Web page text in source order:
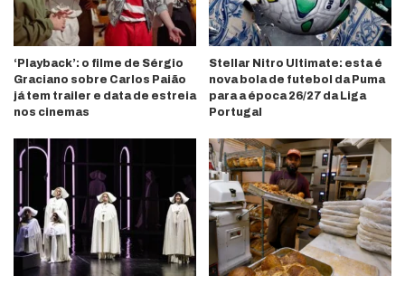
‘Playback’: o filme de Sérgio
Graciano sobre Carlos Paião
já tem trailer e data de estreia
nos cinemas
Stellar Nitro Ultimate: esta é
nova bola de futebol da Puma
para a época 26/27 da Liga
Portugal